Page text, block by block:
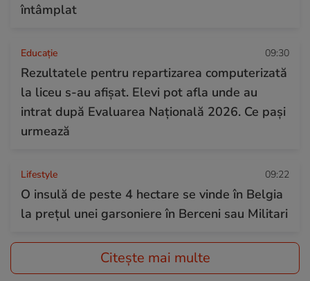
întâmplat
Educație 09:30
Rezultatele pentru repartizarea computerizată
la liceu s-au afișat. Elevi pot afla unde au
intrat după Evaluarea Națională 2026. Ce pași
urmează
Lifestyle 09:22
O insulă de peste 4 hectare se vinde în Belgia
la prețul unei garsoniere în Berceni sau Militari
Citește mai multe